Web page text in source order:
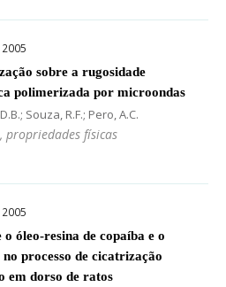
sobre a rugosidade
polimerizada por microondas
Souza, R.F.; Pero, A.C.
propriedades físicas
óleo-resina de copaíba e o
processo de cicatrização
em dorso de ratos